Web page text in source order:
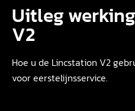
Uitleg
V2
Hoe u de Lincstation V2
voor eerstelijnsservice.